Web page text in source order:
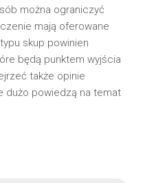
można ograniczyć
mają oferowane
skup powinien
będą punktem wyjścia
także opinie
dużo powiedzą na temat